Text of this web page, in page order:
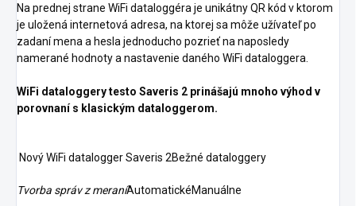
​Na prednej strane WiFi dataloggéra je unikátny QR kód v ktorom
je uložená internetová adresa, na ktorej sa môže užívateľ po
zadaní mena a hesla jednoducho pozrieť na naposledy
namerané hodnoty a nastavenie daného WiFi dataloggera.
WiFi dataloggery testo Saveris 2 prinášajú mnoho výhod v
porovnaní s klasickým dataloggerom.
Nový WiFi datalogger Saveris 2Bežné dataloggery
Tvorba správ z meraníAutomatickéManuálne